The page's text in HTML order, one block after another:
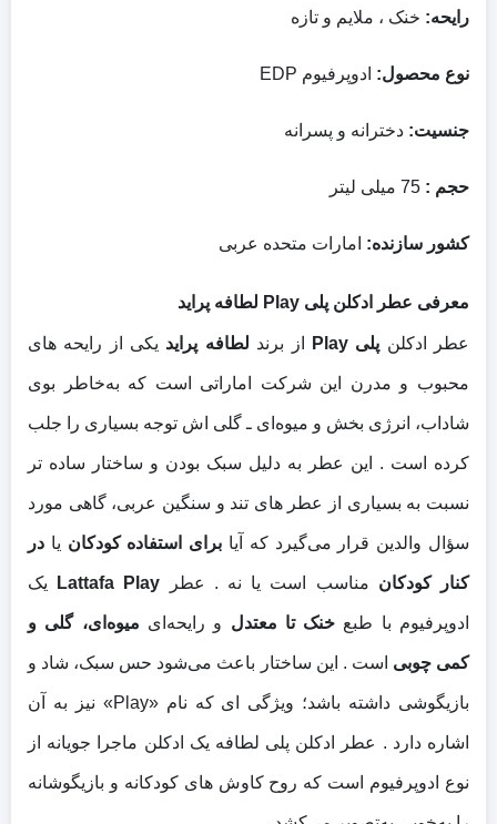
رایحه: خنک ، ملایم و تازه
نوع محصول: ادوپرفیوم EDP
جنسیت: دخترانه و پسرانه
حجم :
کشور سازنده: امارات متحده عربی
معرفی عطر ادکلن پلی Play لطافه پراید
عطر ادکلن پلی Play از برند لطافه پراید یکی از رایحه‌ های
محبوب و مدرن این شرکت اماراتی است که به‌خاطر بوی
شاداب، انرژی‌ بخش و میوه‌ای‌ ـ‌ گلی‌ اش توجه بسیاری را جلب
کرده است . این عطر به دلیل سبک بودن و ساختار ساده‌ تر
نسبت به بسیاری از عطر های تند و سنگین عربی، گاهی مورد
سؤال والدین قرار می‌گیرد که آیا برای استفاده کودکان یا در
کنار کودکان مناسب است یا نه . عطر Lattafa Play یک
ادوپرفیوم با طبع خنک تا معتدل و رایحه‌ای میوه‌ای، گلی و
کمی چوبی است . این ساختار باعث می‌شود حس سبک، شاد و
بازیگوشی داشته باشد؛ ویژگی‌ ای که نام «Play» نیز به آن
اشاره دارد . عطر ادکلن پلی لطافه یک ادکلن ماجرا جویانه از
نوع ادوپرفیوم است که روح کاوش‌ های کودکانه و بازیگوشانه